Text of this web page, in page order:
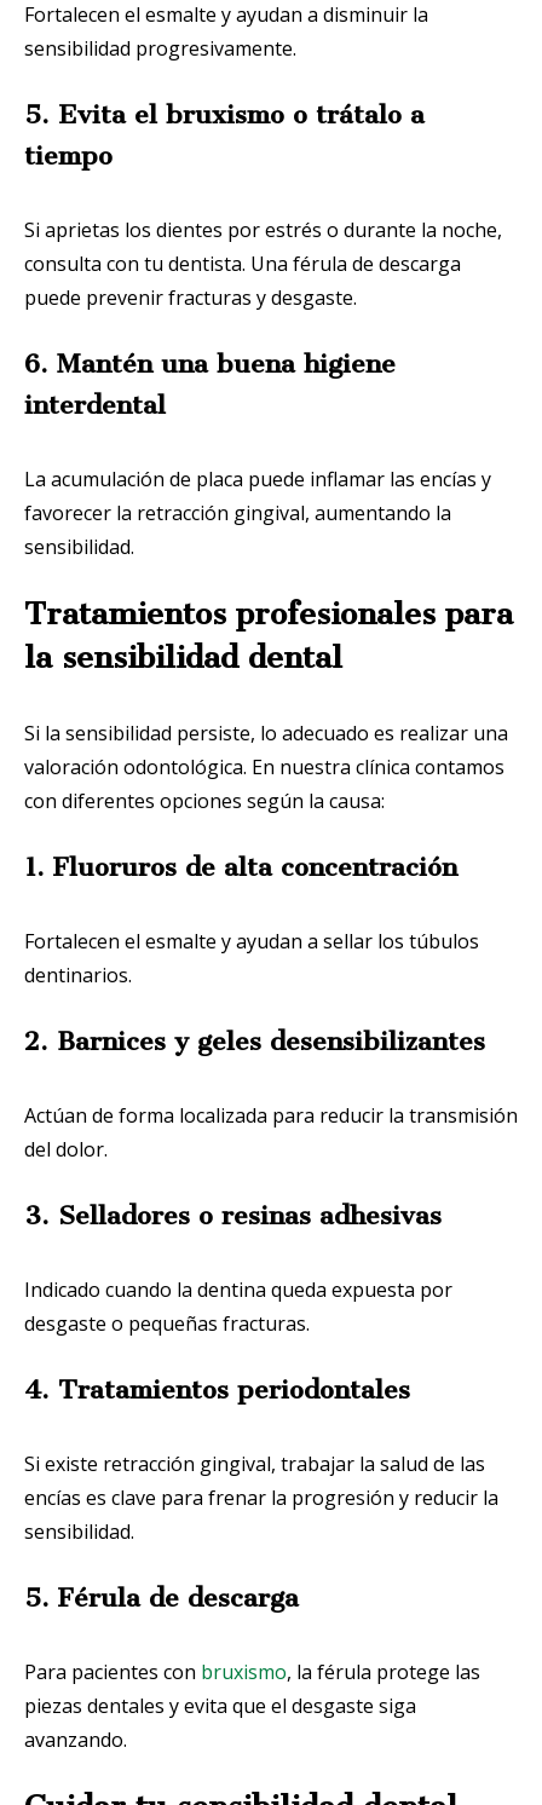
Fortalecen el esmalte y ayudan a disminuir la
sensibilidad progresivamente.
5. Evita el bruxismo o trátalo a
tiempo
Si aprietas los dientes por estrés o durante la noche,
consulta con tu dentista. Una férula de descarga
puede prevenir fracturas y desgaste.
6. Mantén una buena higiene
interdental
La acumulación de placa puede inflamar las encías y
favorecer la retracción gingival, aumentando la
sensibilidad.
Tratamientos profesionales para
la sensibilidad dental
Si la sensibilidad persiste, lo adecuado es realizar una
valoración odontológica. En nuestra clínica contamos
con diferentes opciones según la causa:
1. Fluoruros de alta concentración
Fortalecen el esmalte y ayudan a sellar los túbulos
dentinarios.
2. Barnices y geles desensibilizantes
Actúan de forma localizada para reducir la transmisión
del dolor.
3. Selladores o resinas adhesivas
Indicado cuando la dentina queda expuesta por
desgaste o pequeñas fracturas.
4. Tratamientos periodontales
Si existe retracción gingival, trabajar la salud de las
encías es clave para frenar la progresión y reducir la
sensibilidad.
5. Férula de descarga
Para pacientes con bruxismo, la férula protege las
piezas dentales y evita que el desgaste siga
avanzando.